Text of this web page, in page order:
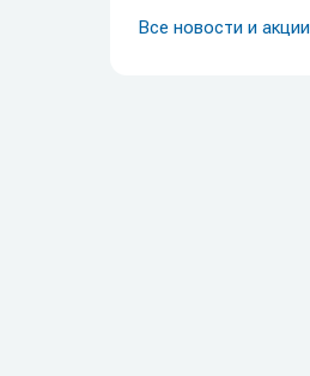
Все новости и акции